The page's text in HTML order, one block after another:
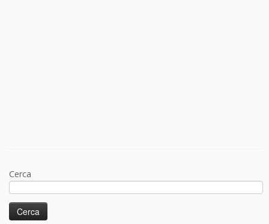
Cerca